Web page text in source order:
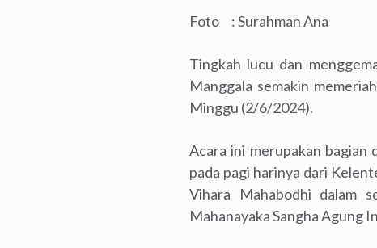
Foto : Surahman Ana
Tingkah lucu dan
Manggala semakin
Minggu (2/6/2024).
Acara ini merupakan bagian
pada pagi harinya dari
Vihara Mahabodhi dalam
Mahanayaka Sangha Agung